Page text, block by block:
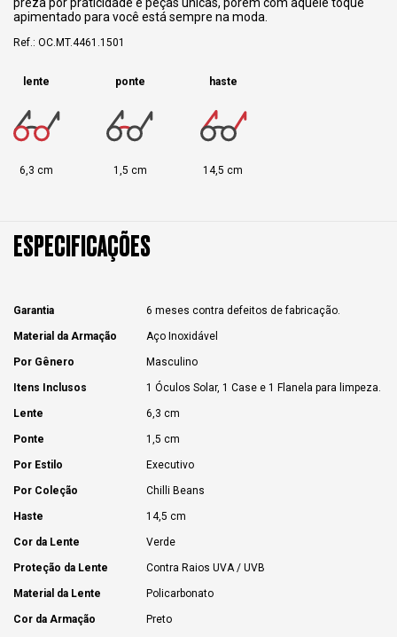
apimentado para você está sempre na moda.
Ref.: OC.MT.4461.1501
lente
6,3 cm
ponte
1,5 cm
haste
14,5 cm
ESPECIFICAÇÕES
Garantia 6 meses contra defeitos de fabricação.
Material da Armação Aço Inoxidável
Por Gênero Masculino
Itens Inclusos 1 Óculos Solar, 1 Case e 1 Flanela para limpeza.
Lente 6,3 cm
Ponte 1,5 cm
Por Estilo Executivo
Por Coleção Chilli Beans
Haste 14,5 cm
Cor da Lente Verde
Proteção da Lente Contra Raios UVA / UVB
Material da Lente Policarbonato
Cor da Armação Preto